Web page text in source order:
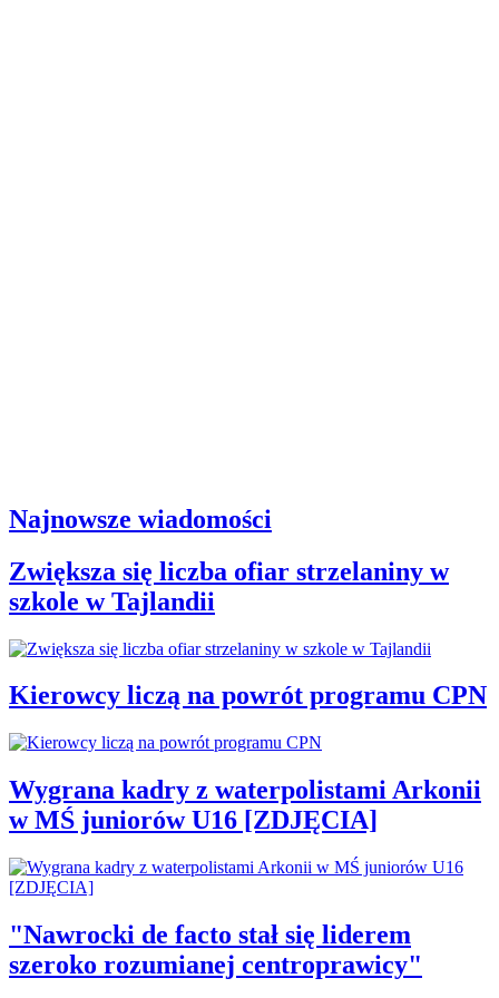
Najnowsze wiadomości
Zwiększa się liczba ofiar strzelaniny w
szkole w Tajlandii
Kierowcy liczą na powrót programu CPN
Wygrana kadry z waterpolistami Arkonii
w MŚ juniorów U16 [ZDJĘCIA]
"Nawrocki de facto stał się liderem
szeroko rozumianej centroprawicy"